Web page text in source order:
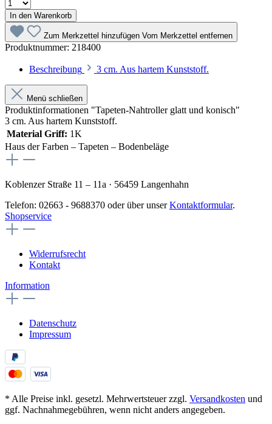
In den Warenkorb
Zum Merkzettel hinzufügen Vom Merkzettel entfernen
Produktnummer: 218400
Beschreibung 3 cm. Aus hartem Kunststoff.
Menü schließen
Produktinformationen "Tapeten-Nahtroller glatt und konisch"
3 cm. Aus hartem Kunststoff.
Material Griff: 1K
Haus der Farben – Tapeten – Bodenbeläge
Koblenzer Straße 11 – 11a · 56459 Langenhahn
Telefon: 02663 - 9688370 oder über unserKontaktformular.
Shopservice
Widerrufsrecht
Kontakt
Information
Datenschutz
Impressum
* Alle Preise inkl. gesetzl. Mehrwertsteuer zzgl. Versandkosten und
ggf. Nachnahmegebühren, wenn nicht anders angegeben.